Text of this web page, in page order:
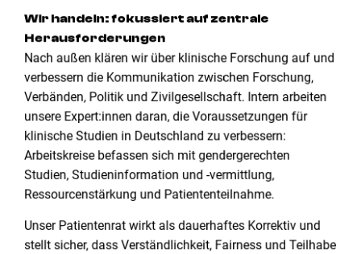
Wir handeln: fokussiert auf zentrale
Herausforderungen
Nach außen klären wir über klinische Forschung auf und
verbessern die Kommunikation zwischen Forschung,
Verbänden, Politik und Zivilgesellschaft. Intern arbeiten
unsere Expert:innen daran, die Voraussetzungen für
klinische Studien in Deutschland zu verbessern:
Arbeitskreise befassen sich mit gendergerechten
Studien, Studieninformation und -vermittlung,
Ressourcenstärkung und Patiententeilnahme.
Unser Patientenrat wirkt als dauerhaftes Korrektiv und
stellt sicher, dass Verständlichkeit, Fairness und Teilhabe